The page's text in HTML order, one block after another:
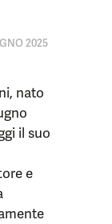
2025
nato
il suo
e